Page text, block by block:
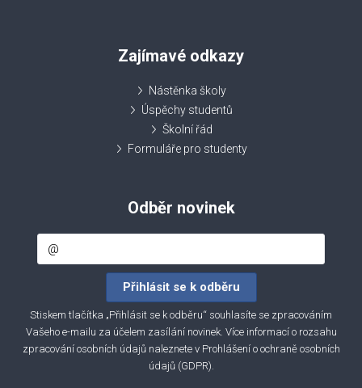
Zajímavé odkazy
Nástěnka školy
Úspěchy studentů
Školní řád
Formuláře pro studenty
Odběr novinek
Stiskem tlačítka „Přihlásit se k odběru“ souhlasíte se zpracováním
Vašeho e-mailu za účelem zasílání novinek. Více informací o rozsahu
zpracování osobních údajů naleznete v Prohlášení o ochraně osobních
údajů (GDPR).